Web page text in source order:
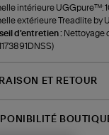
intérieure UGGpure™:
extérieure Treadlite by
d'entretien : Nettoyage
ET RETOUR